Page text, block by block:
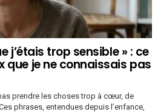
j’étais trop sensible » : ce
que je ne connaissais pas
prendre les choses trop à cœur, de
phrases, entendues depuis l’enfance,